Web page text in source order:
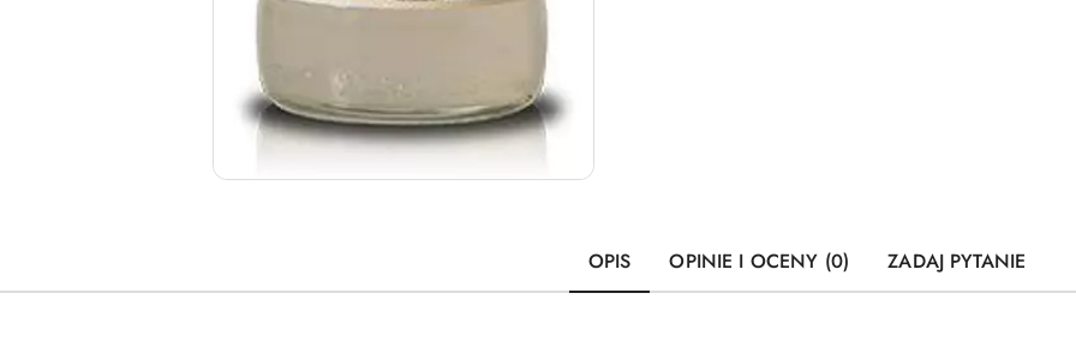
OPIS OPINIE I OCENY (0) ZADAJ PYTANIE